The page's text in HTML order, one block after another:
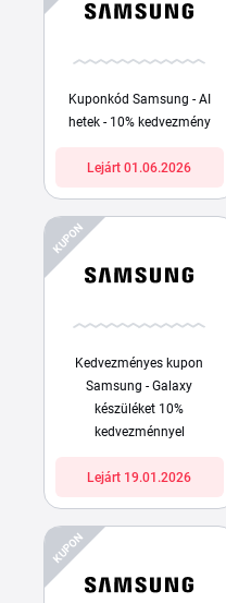
Kuponkód Samsung - AI
hetek - 10% kedvezmény
Lejárt 01.06.2026
KUPON
Kedvezményes kupon
Samsung - Galaxy
készüléket 10%
kedvezménnyel
Lejárt 19.01.2026
KUPON